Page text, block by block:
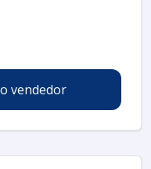
vendedor